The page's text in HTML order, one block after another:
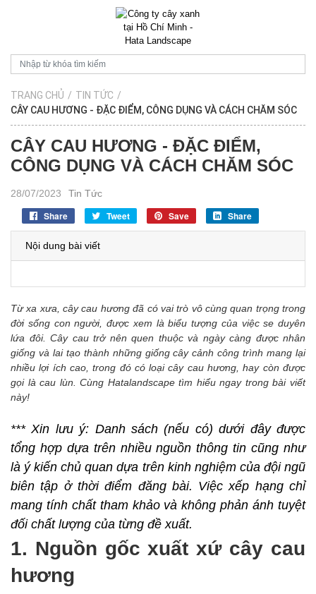
TRANG CHỦ / TIN TỨC /
CÂY CAU HƯƠNG - ĐẶC ĐIỂM, CÔNG DỤNG VÀ CÁCH CHĂM SÓC
CÂY CAU HƯƠNG - ĐẶC ĐIỂM,
CÔNG DỤNG VÀ CÁCH CHĂM SÓC
28/07/2023 Tin Tức
Share Tweet Save Share
Nội dung bài viết
Từ xa xưa, cây cau hương đã có vai trò vô cùng quan trọng trong
đời sống con người, được xem là biểu tượng của việc se duyên
lứa đôi. Cây cau trở nên quen thuộc và ngày càng được nhân
giống và lai tạo thành những giống cây cảnh công trình mang lại
nhiều lợi ích cao, trong đó có loại cây cau hương, hay còn được
gọi là cau lùn. Cùng Hatalandscape tìm hiểu ngay trong bài viết
này!
*** Xin lưu ý: Danh sách (nếu có) dưới đây được
tổng hợp dựa trên nhiều nguồn thông tin cũng như
là ý kiến chủ quan dựa trên kinh nghiệm của đội ngũ
biên tập ở thời điểm đăng bài. Việc xếp hạng chỉ
mang tính chất tham khảo và không phản ánh tuyệt
đối chất lượng của từng đề xuất.
1. Nguồn gốc xuất xứ cây cau
hương